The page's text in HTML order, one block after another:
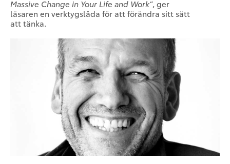
Massive Change in Your Life and Work”, ger
läsaren en verktygslåda för att förändra sitt sätt
att tänka.